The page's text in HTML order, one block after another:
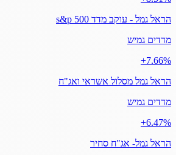
הראל גמל - עוקב מדד s&p 500
מדדים גמיש
‎+7.66%
הראל גמל מסלול אשראי ואג"ח
מדדים גמיש
‎+6.47%
הראל גמל- אג"ח סחיר